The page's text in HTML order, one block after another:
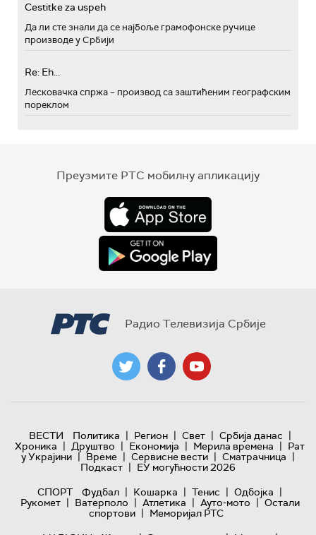
Cestitke za uspeh
Да ли сте знали да се најбоље грамофонске ручице
производе у Србији
Re: Eh...
Лесковачка спржа – производ са заштићеним географским
пореклом
Преузмите РТС мобилну апликацију
Радио Телевизија Србије
ВЕСТИ Политика | Регион | Свет | Србија данас |
Хроника | Друштво | Економија | Мерила времена | Рат
у Украјини | Време | Сервисне вести | Сматрачница |
Подкаст | ЕУ могућности 2026
СПОРТ
Фудбал | Кошарка | Тенис | Одбојка |
Рукомет | Ватерполо | Атлетика | Ауто-мото | Остали
спортови | Меморијал РТС